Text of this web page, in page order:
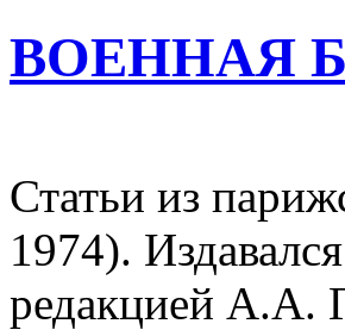
ВОЕННАЯ
Статьи из
1974).
редакцией А.А.